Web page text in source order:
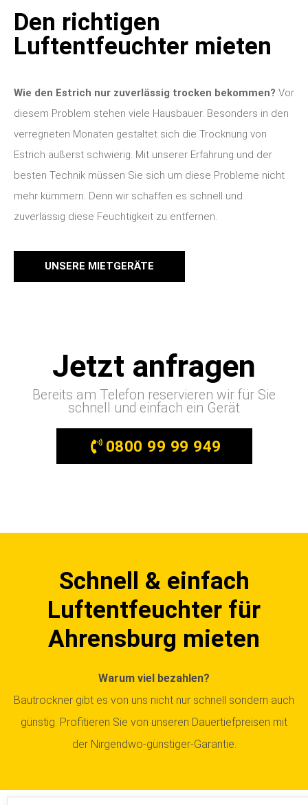
Den richtigen
Luftentfeuchter mieten
Wie den Estrich nur zuverlässig trocken bekommen? Vor
diesem Problem stehen viele Hausbauer. Besonders in den
verregneten Monaten gestaltet sich die Trocknung von
Estrich äußerst schwierig. Mit unserer Erfahrung und der
besten Technik müssen Sie sich um diese Probleme nicht
mehr kümmern. Denn wir schaffen es schnell und
zuverlässig diese Feuchtigkeit zu entfernen.
UNSERE MIETGERÄTE
Jetzt anfragen
Bereits am Telefon reservieren wir für Sie
schnell und einfach ein Gerät
0800 99 99 949
Schnell & einfach
Luftentfeuchter für
Ahrensburg mieten
Warum viel bezahlen?
Bautrockner gibt es von uns nicht nur schnell sondern auch
günstig. Profitieren Sie von unseren Dauertiefpreisen mit
der Nirgendwo-günstiger-Garantie.